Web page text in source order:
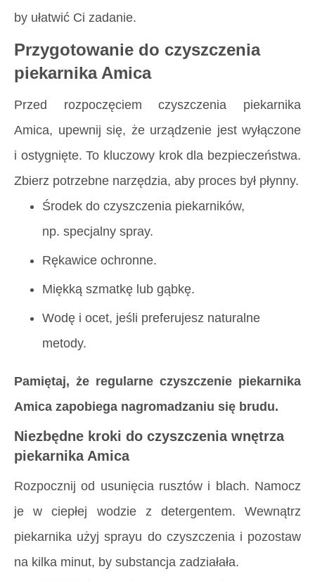
by ułatwić Ci zadanie.
Przygotowanie do czyszczenia
piekarnika Amica
Przed rozpoczęciem czyszczenia piekarnika
Amica, upewnij się, że urządzenie jest wyłączone
i ostygnięte. To kluczowy krok dla bezpieczeństwa.
Zbierz potrzebne narzędzia, aby proces był płynny.
Środek do czyszczenia piekarników,
np. specjalny spray.
Rękawice ochronne.
Miękką szmatkę lub gąbkę.
Wodę i ocet, jeśli preferujesz naturalne
metody.
Pamiętaj, że regularne czyszczenie piekarnika
Amica zapobiega nagromadzaniu się brudu.
Niezbędne kroki do czyszczenia wnętrza
piekarnika Amica
Rozpocznij od usunięcia rusztów i blach. Namocz
je w ciepłej wodzie z detergentem. Wewnątrz
piekarnika użyj sprayu do czyszczenia i pozostaw
na kilka minut, by substancja zadziałała.